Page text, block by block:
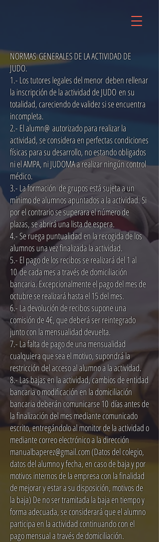
NORMAS GENERALES DE LA ACTIVIDAD DE
JUDO.
1.- Los tutores legales del menor deben rellenar
la inscripción de la actividad de JUDO en su
totalidad, careciendo de validez si se encuentra
incompleta.
2.- El alumn@ autorizado para realizar la
actividad, se considera en perfectas condiciones
físicas para su desarrollo, no estando obligados
ni el AMPA, ni JUDOMA a realizar ningún control
médico.
3.- La formación de grupos está sujeta a un
mínimo de alumnos apuntados a la actividad. Si
por el contrario se superara el número de
plazas, se abrirá una lista de espera.
4.- Se ruega puntualidad en la recogida de los
alumnos una vez finalizada la actividad.
5.- El pago de los recibos se realizará del 1 al
10 de cada mes a través de domiciliación
bancaria. Excepcionalmente el pago del mes de
octubre se realizará hasta el 15 del mes.
6.- La devolución de recibos supone una
comisión de 4€, que deberá ser reintegrado
junto con la mensualidad devuelta.
7.- La falta de pago de una mensualidad
cualquiera que sea el motivo, supondrá la
restricción del acceso al alumno a la actividad.
8.- Las bajas en la actividad, cambios de entidad
bancaria o modificación en la domiciliación
bancaria deberán comunicarse 10 días antes de
la finalización del mes mediante comunicado
escrito, entregándolo al monitor de la actividad o
mediante correo electrónico a la dirección
manualbaperez@gmail.com (Datos del colegio,
datos del alumno y fecha, en caso de baja y por
motivos internos de la empresa con la finalidad
de mejorar y estar a su disposición, motivos de
la baja) De no ser tramitada la baja en tiempo y
forma adecuada, se considerará que el alumno
participa en la actividad continuando con el
pago mensual a través de domiciliación.